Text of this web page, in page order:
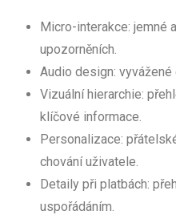
Micro-interakce: jemné
upozorněních.
Audio design:
Vizuální hierarchie:
klíčové informace.
Personalizace:
chování uživatele.
Detaily při platbách:
uspořádáním.